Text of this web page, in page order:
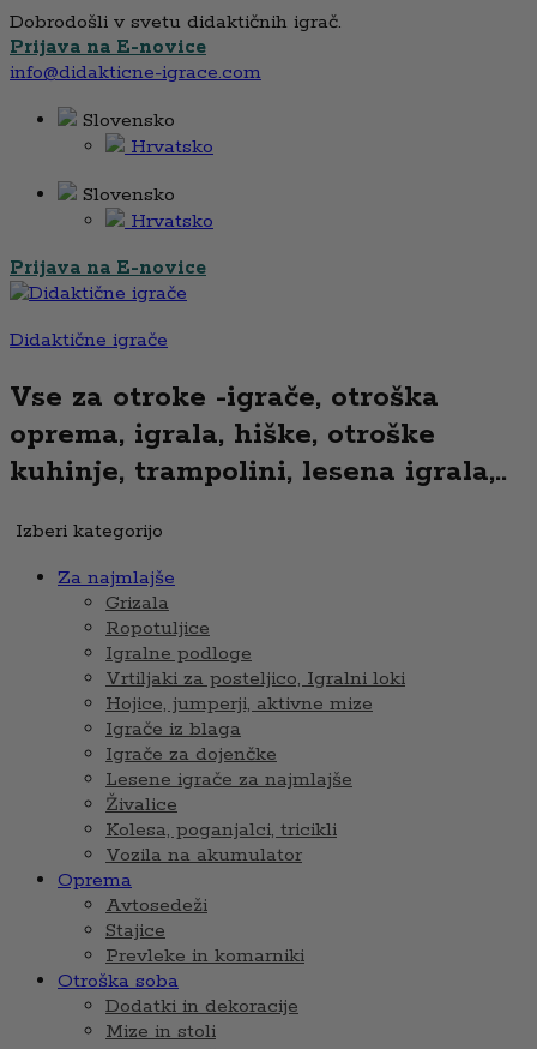
Dobrodošli v svetu didaktičnih igrač.
Prijava na E-novice
info@didakticne-igrace.com
Slovensko
Hrvatsko
Slovensko
Hrvatsko
Prijava na E-novice
Didaktične igrače
Vse za otroke -igrače, otroška
oprema, igrala, hiške, otroške
kuhinje, trampolini, lesena igrala,..
Izberi kategorijo
Za najmlajše
Grizala
Ropotuljice
Igralne podloge
Vrtiljaki za posteljico, Igralni loki
Hojice, jumperji, aktivne mize
Igrače iz blaga
Igrače za dojenčke
Lesene igrače za najmlajše
Živalice
Kolesa, poganjalci, tricikli
Vozila na akumulator
Oprema
Avtosedeži
Stajice
Prevleke in komarniki
Otroška soba
Dodatki in dekoracije
Mize in stoli